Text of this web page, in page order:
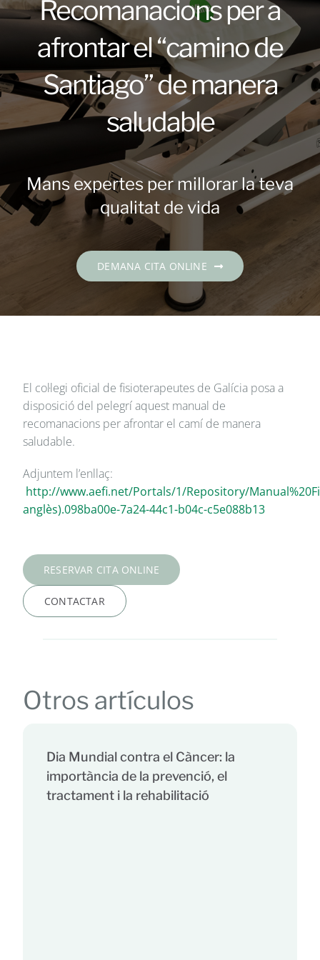
Contacte
DEMANA CITA
Català
Recomanacions per a
afrontar el “camino de
Santiago” de manera
saludable
Mans expertes per millorar la teva
qualitat de vida
DEMANA CITA ONLINE
El col·legi oficial de fisioterapeutes de Galícia posa a
disposició del pelegrí aquest manual de
recomanacions per afrontar el camí de manera
saludable.
Adjuntem l’enllaç:
http://www.aefi.net/Portals/1/Repository/
anglès).098ba00e-7a24-44c1-b04c-c5e088b13
RESERVAR CITA ONLINE
CONTACTAR
Otros artículos
Dia Mundial contra el Càncer: la
importància de la prevenció, el
tractament i la rehabilitació